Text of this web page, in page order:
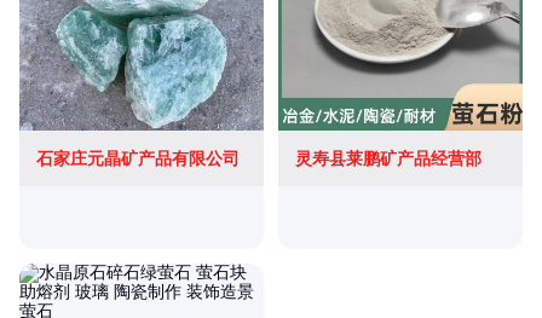
石家庄元晶矿产品有限公司 灵寿县莱鹏矿产品经营部